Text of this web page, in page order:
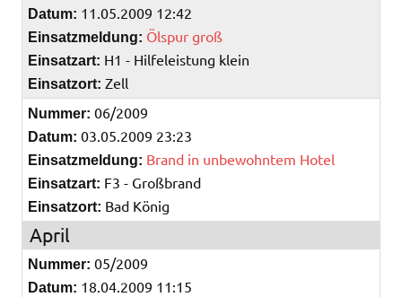
Datum: 11.05.2009 12:42
Einsatzmeldung: Ölspur groß
Einsatzart: H1 - Hilfeleistung klein
Einsatzort: Zell
Nummer: 06/2009
Datum: 03.05.2009 23:23
Einsatzmeldung: Brand in unbewohntem Hotel
Einsatzart: F3 - Großbrand
Einsatzort: Bad König
April
Nummer: 05/2009
Datum: 18.04.2009 11:15